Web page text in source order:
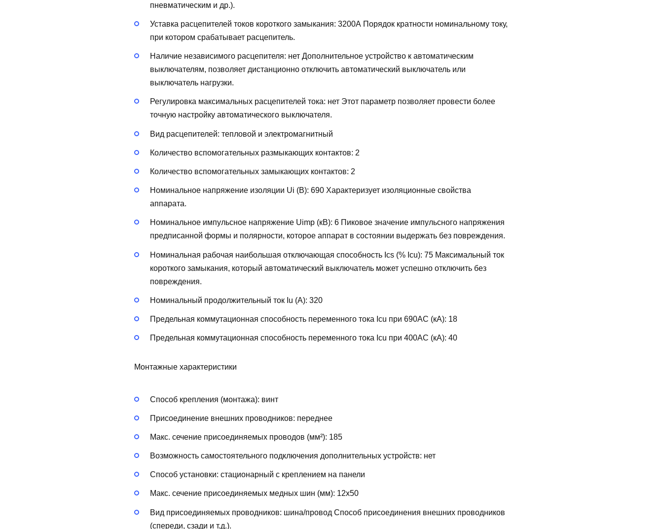
пневматическим и др.).
Уставка расцепителей токов короткого замыкания: 3200А Порядок кратности номинальному току,
при котором срабатывает расцепитель.
Наличие независимого расцепителя: нет Дополнительное устройство к автоматическим
выключателям, позволяет дистанционно отключить автоматический выключатель или
выключатель нагрузки.
Регулировка максимальных расцепителей тока: нет Этот параметр позволяет провести более
точную настройку автоматического выключателя.
Вид расцепителей: тепловой и электромагнитный
Количество вспомогательных размыкающих контактов: 2
Количество вспомогательных замыкающих контактов: 2
Номинальное напряжение изоляции Ui (В): 690 Характеризует изоляционные свойства
аппарата.
Номинальное импульсное напряжение Uimp (кВ): 6 Пиковое значение импульсного напряжения
предписанной формы и полярности, которое аппарат в состоянии выдержать без повреждения.
Номинальная рабочая наибольшая отключающая способность Ics (% Icu): 75 Максимальный ток
короткого замыкания, который автоматический выключатель может успешно отключить без
повреждения.
Номинальный продолжительный ток Iu (А): 320
Предельная коммутационная способность переменного тока Icu при 690AC (кА): 18
Предельная коммутационная способность переменного тока Icu при 400АС (кА): 40
Монтажные характеристики
Способ крепления (монтажа): винт
Присоединение внешних проводников: переднее
Макс. сечение присоединяемых проводов (мм²): 185
Возможность самостоятельного подключения дополнительных устройств: нет
Способ установки: стационарный с креплением на панели
Макс. сечение присоединяемых медных шин (мм): 12х50
Вид присоединяемых проводников: шина/провод Способ присоединения внешних проводников
(спереди, сзади и т.д.).